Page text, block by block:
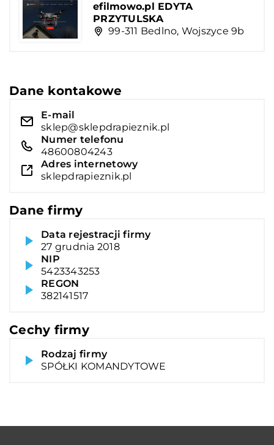
efilmowo.pl EDYTA
PRZYTULSKA
99-311 Bedlno, Wojszyce 9b
Dane kontakowe
E-mail
sklep@sklepdrapieznik.pl
Numer telefonu
48600804243
Adres internetowy
sklepdrapieznik.pl
Dane firmy
Data rejestracji firmy
27 grudnia 2018
NIP
5423343253
REGON
382141517
Cechy firmy
Rodzaj firmy
SPÓŁKI KOMANDYTOWE